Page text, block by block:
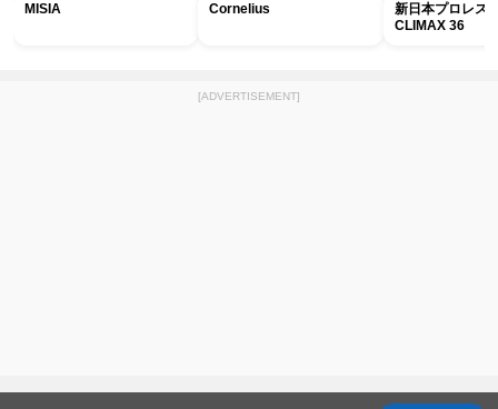
MISIA Cornelius
新日本プロレス
CLIMAX 36
[ADVERTISEMENT]